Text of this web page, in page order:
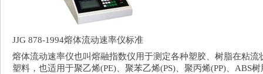
JJG 878-1994熔体流动速率仪标准
熔体流动速率仪也叫熔融指数仪用于测定各种塑胶、树脂在粘
塑料，也适用于聚乙烯(PE)、聚苯乙烯(PS)、聚丙烯(PP)、ABS